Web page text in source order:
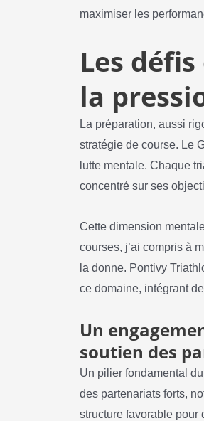
maximiser les
Les
la
La préparation, aussi
stratégie de course. Le
lutte mentale. Chaque
concentré sur ses
Cette dimension
courses, j’ai compris à
la donne. Pontivy
ce domaine, intégrant
Un
soutien des
Un pilier fondamental
des partenariats forts,
structure favorable pour